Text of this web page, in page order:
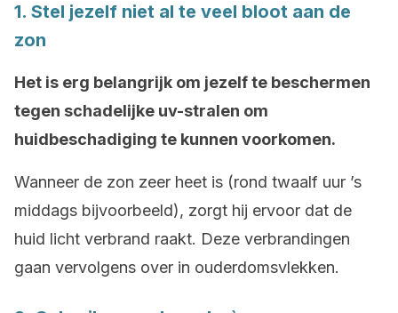
1. Stel jezelf niet al te veel bloot aan de
zon
Het is erg belangrijk om jezelf te beschermen
tegen schadelijke uv-stralen om
huidbeschadiging te kunnen voorkomen.
Wanneer de zon zeer heet is (rond twaalf uur ’s
middags bijvoorbeeld), zorgt hij ervoor dat de
huid licht verbrand raakt. Deze verbrandingen
gaan vervolgens over in ouderdomsvlekken.